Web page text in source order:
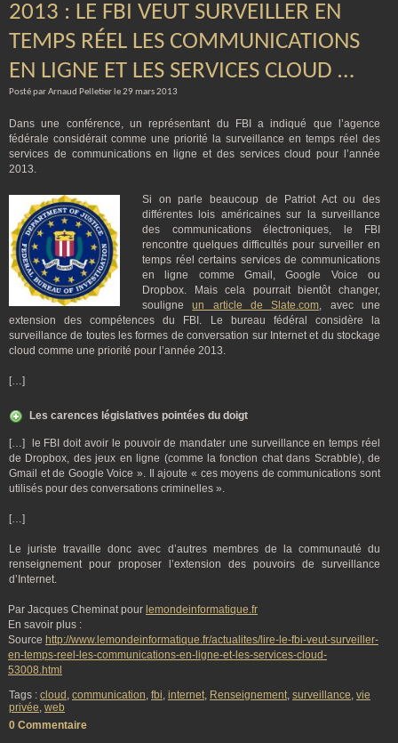
2013 : LE FBI VEUT SURVEILLER EN
TEMPS RÉEL LES COMMUNICATIONS
EN LIGNE ET LES SERVICES CLOUD …
Posté par Arnaud Pelletier le 29 mars 2013
Dans une conférence, un représentant du FBI a indiqué que l’agence
fédérale considérait comme une priorité la surveillance en temps réel des
services de communications en ligne et des services cloud pour l’année
2013.
Si on parle beaucoup de Patriot Act ou des
différentes lois américaines sur la surveillance
des communications électroniques, le FBI
rencontre quelques difficultés pour surveiller en
temps réel certains services de communications
en ligne comme Gmail, Google Voice ou
Dropbox. Mais cela pourrait bientôt changer,
souligneun article de Slate.com, avec une
extension des compétences du FBI. Le bureau fédéral considère la
surveillance de toutes les formes de conversation sur Internet et du stockage
cloud comme une priorité pour l’année 2013.
[…]
Les carences législatives pointées du doigt
[…] le FBI doit avoir le pouvoir de mandater une surveillance en temps réel
de Dropbox, des jeux en ligne (comme la fonction chat dans Scrabble), de
Gmail et de Google Voice ». Il ajoute « ces moyens de communications sont
utilisés pour des conversations criminelles ».
[…]
Le juriste travaille donc avec d’autres membres de la communauté du
renseignement pour proposer l’extension des pouvoirs de surveillance
d’Internet.
Par Jacques Cheminat pour lemondeinformatique.fr
En savoir plus :
Source http://www.lemondeinformatique.fr/actualites/lire-le-fbi-veut-surveiller-
en-temps-reel-les-communications-en-ligne-et-les-services-cloud-
53008.html
Tags : cloud , communication, fbi, internet, Renseignement, surveillance, vie
privée, web
0 Commentaire